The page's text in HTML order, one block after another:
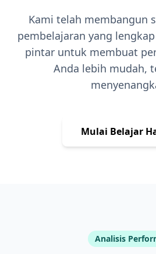
Kami telah membangun
pembelajaran yang
pintar untuk membuat
Anda lebih mudah,
Mulai Belajar
Analisis